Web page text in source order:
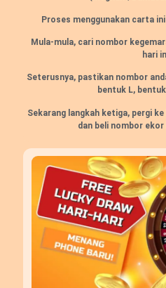
Proses menggunakan carta
Mula-mula, cari nombor
hari
Seterusnya, pastikan nombor
bentuk L,
Sekarang langkah ketiga, pergi
dan beli nombor ekor